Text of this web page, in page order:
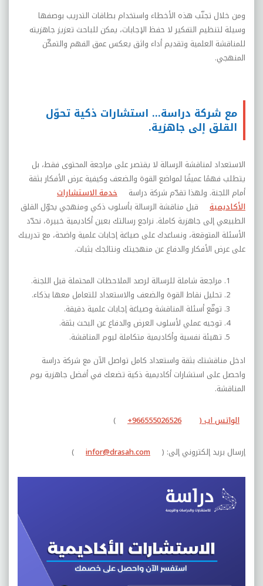
ومن خلال تجنّب هذه الأخطاء واستخدام بطاقات التدريب بوصفها
وسيلة لتنظيم التفكير لا حفظ الإجابات، يمكن للباحث تعزيز جاهزيته
للمناقشة العلمية وتقديم أداء واثق يعكس عمق الفهم والتمكّن
المنهجي.
مع شركة دراسة… استشارات ذكية تحوّل
القلق إلى جاهزية.
الاستعداد لمناقشة الرسالة لا يقتصر على مراجعة المحتوى فقط، بل
يتطلب فهمًا عميقًا لمواضع القوة والضعف وكيفية عرض الأفكار بثقة
أمام اللجنة. ولهذا تقدّم شركة دراسة
خدمة الاستشارات
الأكاديمية
قبل مناقشة الرسالة بأسلوب ذكي ومنهجي يحوّل القلق
الطبيعي إلى جاهزية كاملة. نراجع رسالتك بعين أكاديمية خبيرة، نحدّد
الأسئلة المتوقعة، ونساعدك على صياغة إجابات علمية واضحة، مع تدريبك
على عرض الأفكار والدفاع عن منهجيتك ونتائجك بثبات.
مراجعة شاملة للرسالة لرصد الملاحظات المحتملة قبل اللجنة.
تحليل نقاط القوة والضعف والاستعداد للتعامل معها بذكاء.
توقّع أسئلة المناقشة وصياغة إجابات علمية دقيقة.
توجيه عملي لأسلوب العرض والدفاع عن البحث بثقة.
تهيئة نفسية وأكاديمية متكاملة ليوم المناقشة.
ادخل مناقشتك بثقة واستعداد كامل تواصل الآن مع شركة دراسة
واحصل على استشارات أكاديمية ذكية تضعك في أفضل جاهزية يوم
المناقشة.
الواتس اب ( +966555026526
)
إرسال بريد إلكتروني إلى: ( infor@drasah.com
)